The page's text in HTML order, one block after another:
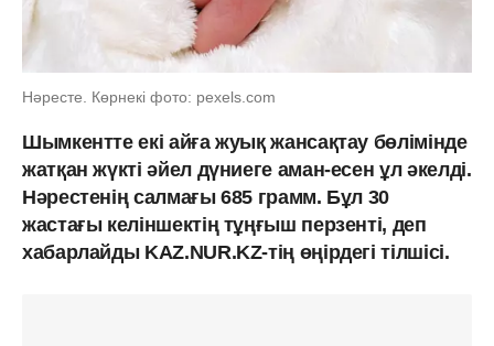
Нәресте. Көрнекі фото: pexels.com
Шымкентте екі айға жуық жансақтау бөлімінде
жатқан жүкті әйел дүниеге аман-есен ұл әкелді.
Нәрестенің салмағы 685 грамм. Бұл 30
жастағы келіншектің тұңғыш перзенті, деп
хабарлайды KAZ.NUR.KZ-тің өңірдегі тілшісі.